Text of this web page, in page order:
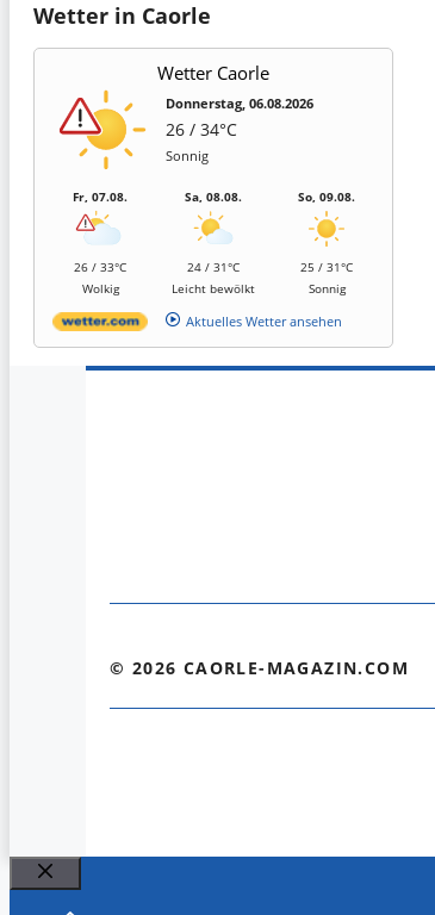
Wetter in Caorle
Wetter Caorle
Donnerstag, 06.08.2026
26 / 34°C
Sonnig
Fr, 07.08.
26 / 33°C
Wolkig
Sa, 08.08.
24 / 31°C
Leicht bewölkt
So, 09.08.
25 / 31°C
Sonnig
Aktuelles Wetter ansehen
© 2026 CAORLE-MAGAZIN.COM
Schließen